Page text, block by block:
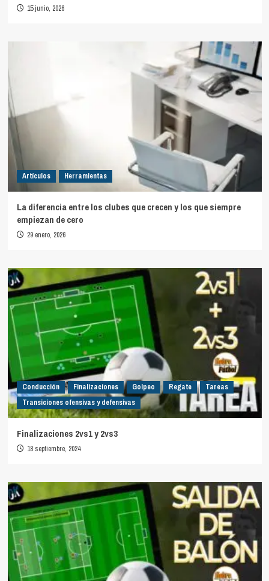
15 junio, 2026
Artículos Herramientas
La diferencia entre los clubes que crecen y los que siempre
empiezan de cero
29 enero, 2026
Conducción Finalizaciones Golpeo Regate
Tareas
Transiciones ofensivas y defensivas
Finalizaciones 2vs1 y 2vs3
18 septiembre, 2024